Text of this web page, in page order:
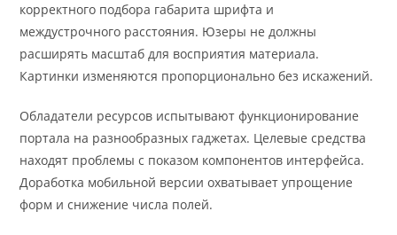
корректного подбора габарита шрифта и
междустрочного расстояния. Юзеры не должны
расширять масштаб для восприятия материала.
Картинки изменяются пропорционально без искажений.
Обладатели ресурсов испытывают функционирование
портала на разнообразных гаджетах. Целевые средства
находят проблемы с показом компонентов интерфейса.
Доработка мобильной версии охватывает упрощение
форм и снижение числа полей.